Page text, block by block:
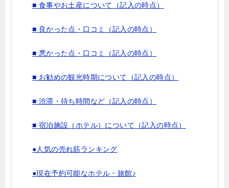
■ 食事やお土産について（記入の時点）
■ 良かった点・口コミ（記入の時点）
■ 悪かった点・口コミ（記入の時点）
■ お勧めの観光時期について（記入の時点）
■ 渋滞・待ち時間など（記入の時点）
■ 宿泊施設（ホテル）について（記入の時点）
●人気の売れ筋ランキング
●現在予約可能なホテル・旅館♪